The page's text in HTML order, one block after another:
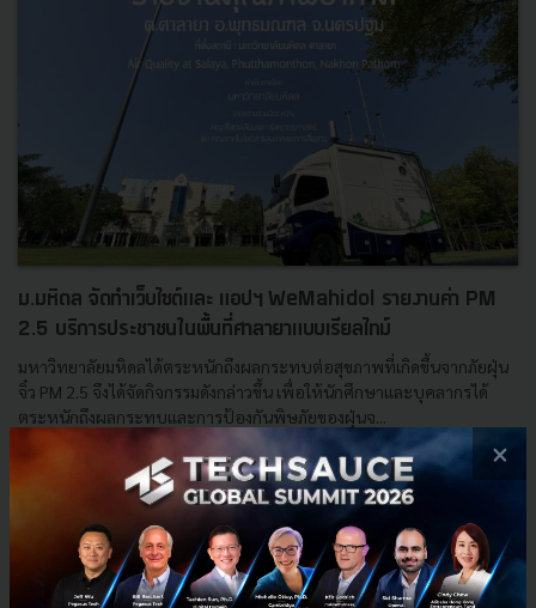
ม.มหิดล จัดทำเว็บไซต์และ แอปฯ WeMahidol รายงานค่า PM
2.5 บริการประชาชนในพื้นที่ศาลายาแบบเรียลไทม์
มหาวิทยาลัยมหิดลได้ตระหนักถึงผลกระทบต่อสุขภาพที่เกิดขึ้นจากภัยฝุ่น
จิ๋ว PM 2.5 จึงได้จัดกิจกรรมดังกล่าวขึ้น เพื่อให้นักศึกษาและบุคลากรได้
ตระหนักถึงผลกระทบและการป้องกันพิษภัยของฝุ่นจ...
| ByTechsauce Team
PM 2.5 WeMahidol
×